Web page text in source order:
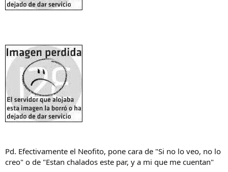
Pd. Efectivamente el Neofito, pone cara de "Si no lo veo, no lo
creo" o de "Estan chalados este par, y a mi que me cuentan"